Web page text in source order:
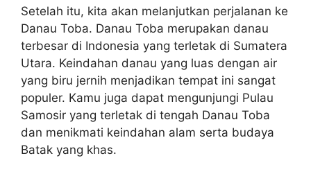
Setelah itu, kita akan melanjutkan perjalanan ke
Danau Toba. Danau Toba merupakan danau
terbesar di Indonesia yang terletak di Sumatera
Utara. Keindahan danau yang luas dengan air
yang biru jernih menjadikan tempat ini sangat
populer. Kamu juga dapat mengunjungi Pulau
Samosir yang terletak di tengah Danau Toba
dan menikmati keindahan alam serta budaya
Batak yang khas.